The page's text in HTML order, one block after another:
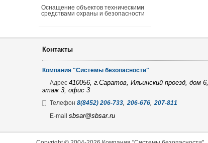
Оснащение объектов техническими
средствами охраны и безопасности
Контакты
Компания "Системы безопасности"
Адрес 410056, г.Саратов, Ильинский проезд, дом 6,
этаж 3, офис 3
Телефон 8(8452) 206-733, 206-676, 207-811
E-mail sbsar@sbsar.ru